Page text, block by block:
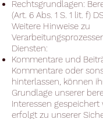
Rechtsgrundlagen:
(Art. 6 Abs. 1 S. 1 lit. f)
Weitere Hinweise zu
Diensten:
Kommentare und
Kommentare oder
hinterlassen, können
Grundlage unserer
Interessen gespeichert
erfolgt zu unserer